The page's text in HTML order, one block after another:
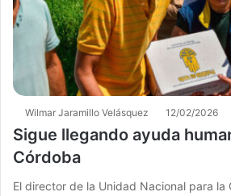
Wilmar Jaramillo Velásquez 12/02/2026
Sigue llegando ayuda
Córdoba
El director de la Unidad Nacional para la